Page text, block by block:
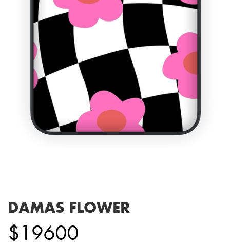
DAMAS FLOWER
$19600